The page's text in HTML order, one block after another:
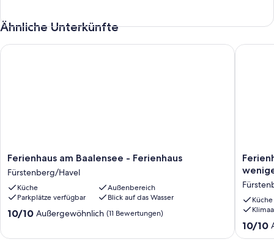
Ähnliche Unterkünfte
Ferienhaus
am
Baalensee
-
Ferienhaus
Fürstenberg/Havel
Ferienhaus am Baalensee - Ferienhaus
Fürstenberg/Havel
Küche
Außenbereich
Parkplätze verfügbar
Blick auf das Wasser
10.0
10/10 Außergewöhnlich (11 Bewertungen)
Ferienhaus am Baalensee - Ferienhaus
in
am
nur
wenige
Küche
10.0
von
10/10